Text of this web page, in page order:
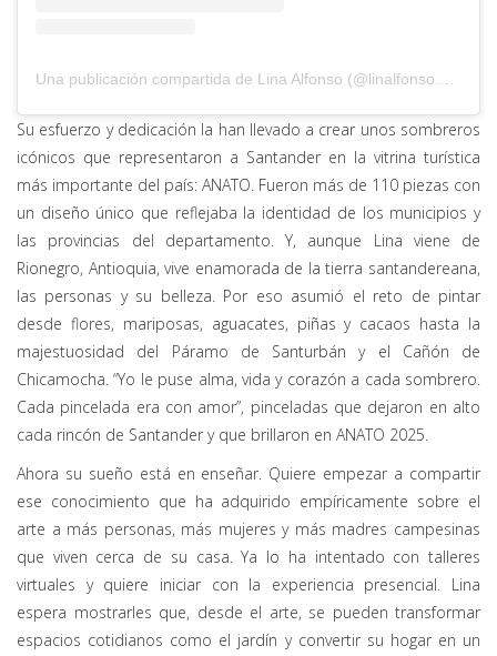
Una publicación compartida de Lina Alfonso (@linalfonso.arte)
Su esfuerzo y dedicación la han llevado a crear unos sombreros
icónicos que representaron a Santander en la vitrina turística
más importante del país: ANATO. Fueron más de 110 piezas con
un diseño único que reflejaba la identidad de los municipios y
las provincias del departamento. Y, aunque Lina viene de
Rionegro, Antioquia, vive enamorada de la tierra santandereana,
las personas y su belleza. Por eso asumió el reto de pintar
desde flores, mariposas, aguacates, piñas y cacaos hasta la
majestuosidad del Páramo de Santurbán y el Cañón de
Chicamocha. “Yo le puse alma, vida y corazón a cada sombrero.
Cada pincelada era con amor”, pinceladas que dejaron en alto
cada rincón de Santander y que brillaron en ANATO 2025.
Ahora su sueño está en enseñar. Quiere empezar a compartir
ese conocimiento que ha adquirido empíricamente sobre el
arte a más personas, más mujeres y más madres campesinas
que viven cerca de su casa. Ya lo ha intentado con talleres
virtuales y quiere iniciar con la experiencia presencial. Lina
espera mostrarles que, desde el arte, se pueden transformar
espacios cotidianos como el jardín y convertir su hogar en un